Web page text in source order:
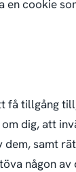
en cookie
få tillgång
dig, att
dem, samt
någon av